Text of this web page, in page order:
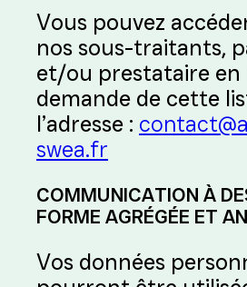
Vous pouvez
nos sous-traitants,
et/ou prestataire en
demande de cette
l’adresse :
swea.fr
COMMUNICATION À
FORME AGRÉGÉE ET
Vos données